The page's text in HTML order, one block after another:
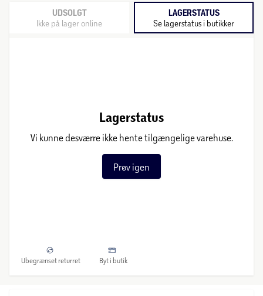
UDSOLGT
Ikke på lager online
LAGERSTATUS
Se lagerstatus i butikker
Lagerstatus
Vi kunne desværre ikke hente tilgængelige varehuse.
Prøv igen
Ubegrænset returret Byt i butik